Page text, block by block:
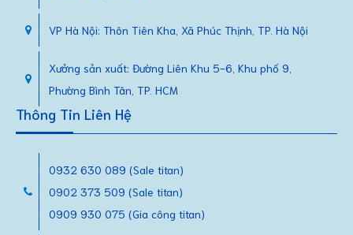
VP Hà Nội: Thôn Tiên Kha, Xã Phúc Thịnh, TP. Hà Nội
Xưởng sản xuất: Đường Liên Khu 5-6, Khu phố 9,
Phường Bình Tân, TP. HCM
Thông Tin Liên Hệ
0932 630 089 (Sale titan)
0902 373 509 (Sale titan)
0909 930 075 (Gia công titan)